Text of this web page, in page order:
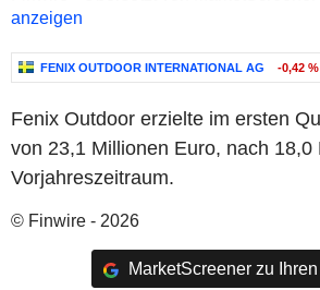
anzeigen
FENIX OUTDOOR INTERNATIONAL AG -0,42 %
Fenix Outdoor erzielte im ersten
von 23,1 Millionen Euro, nach 18,0
Vorjahreszeitraum.
© Finwire - 2026
MarketScreener zu